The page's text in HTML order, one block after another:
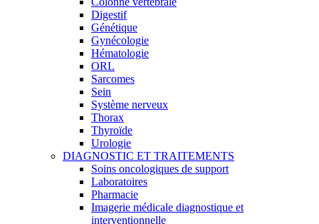
Digestif
Génétique
Gynécologie
Hématologie
ORL
Sarcomes
Sein
Système nerveux
Thorax
Thyroïde
Urologie
DIAGNOSTIC ET TRAITEMENTS
Soins oncologiques de support
Laboratoires
Pharmacie
Imagerie médicale diagnostique et
interventionnelle